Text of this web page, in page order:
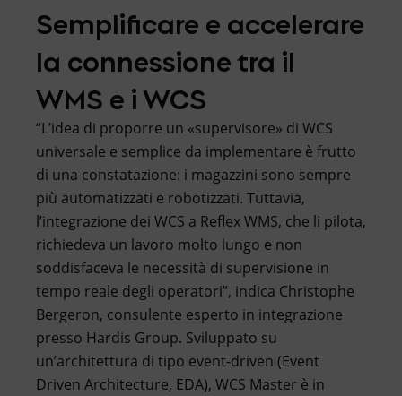
Semplificare e accelerare
la connessione tra il
WMS e i WCS
“L’idea di proporre un «supervisore» di WCS
universale e semplice da implementare è frutto
di una constatazione: i magazzini sono sempre
più automatizzati e robotizzati. Tuttavia,
l’integrazione dei WCS a Reflex WMS, che li pilota,
richiedeva un lavoro molto lungo e non
soddisfaceva le necessità di supervisione in
tempo reale degli operatori”, indica Christophe
Bergeron, consulente esperto in integrazione
presso Hardis Group. Sviluppato su
un’architettura di tipo event-driven (Event
Driven Architecture, EDA), WCS Master è in